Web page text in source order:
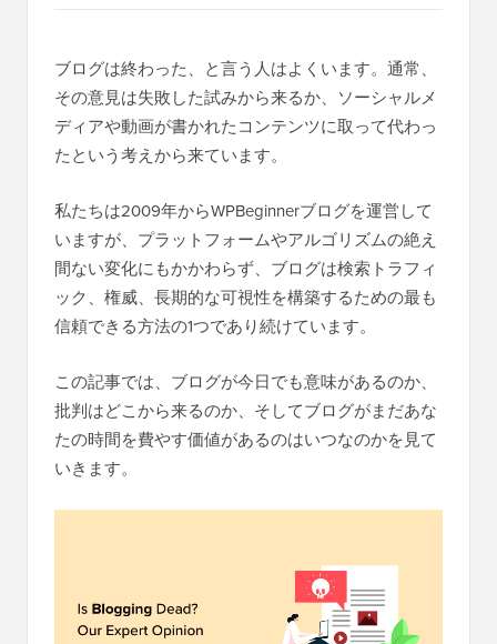
ブログは終わった、と言う人はよくいます。通常、
その意見は失敗した試みから来るか、ソーシャルメ
ディアや動画が書かれたコンテンツに取って代わっ
たという考えから来ています。
私たちは2009年からWPBeginnerブログを運営して
いますが、プラットフォームやアルゴリズムの絶え
間ない変化にもかかわらず、ブログは検索トラフィ
ック、権威、長期的な可視性を構築するための最も
信頼できる方法の1つであり続けています。
この記事では、ブログが今日でも意味があるのか、
批判はどこから来るのか、そしてブログがまだあな
たの時間を費やす価値があるのはいつなのかを見て
いきます。